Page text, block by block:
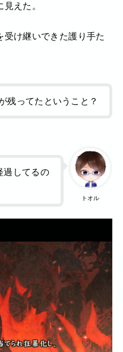
えた。
け継いできた護り手た
残ってたということ？
トオル
過してるの